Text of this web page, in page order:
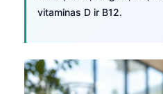
vitaminas D ir B12.